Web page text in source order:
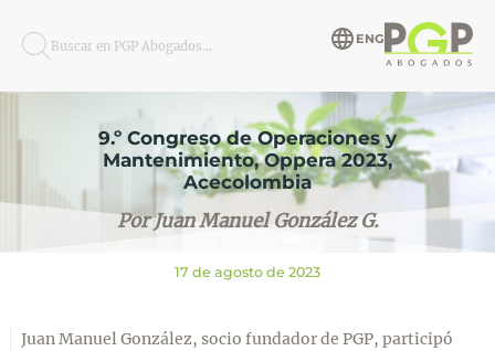
Buscar en PGP Abogados... ENG
9.º Congreso de Operaciones y
Mantenimiento, Oppera 2023,
Acecolombia
Por Juan Manuel González G.
17 de agosto de 2023
Juan Manuel González, socio fundador de PGP, participó